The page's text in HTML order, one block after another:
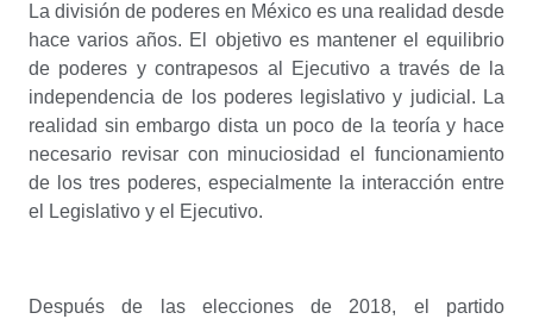
La división de poderes en México es una realidad desde
hace varios años. El objetivo es mantener el equilibrio
de poderes y contrapesos al Ejecutivo a través de la
independencia de los poderes legislativo y judicial. La
realidad sin embargo dista un poco de la teoría y hace
necesario revisar con minuciosidad el funcionamiento
de los tres poderes, especialmente la interacción entre
el Legislativo y el Ejecutivo.
Después de las elecciones de 2018, el partido